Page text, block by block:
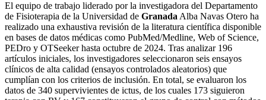
El equipo de trabajo liderado por la investigadora del Departamento
de Fisioterapia de la Universidad de Granada Alba Navas Otero ha
realizado una exhaustiva revisión de la literatura científica disponible
en bases de datos médicas como PubMed/Medline, Web of Science,
PEDro y OTSeeker hasta octubre de 2024. Tras analizar 196
artículos iniciales, los investigadores seleccionaron seis ensayos
clínicos de alta calidad (ensayos controlados aleatorios) que
cumplían con los criterios de inclusión. En total, se evaluaron los
datos de 340 supervivientes de ictus, de los cuales 173 siguieron